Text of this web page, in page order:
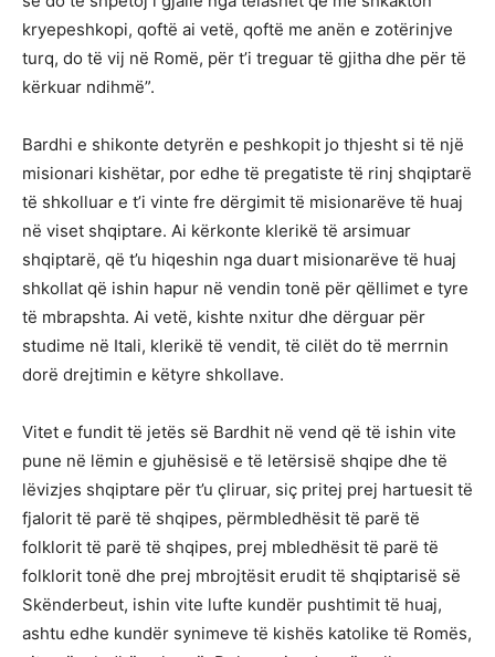
kryepeshkopi, qoftë ai vetë, qoftë me anën e zotërinjve
turq, do të vij në Romë, për t’i treguar të gjitha dhe për të
kërkuar ndihmë”.
Bardhi e shikonte detyrën e peshkopit jo thjesht si të një
misionari kishëtar, por edhe të pregatiste të rinj shqiptarë
të shkolluar e t’i vinte fre dërgimit të misionarëve të huaj
në viset shqiptare. Ai kërkonte klerikë të arsimuar
shqiptarë, që t’u hiqeshin nga duart misionarëve të huaj
shkollat që ishin hapur në vendin tonë për qëllimet e tyre
të mbrapshta. Ai vetë, kishte nxitur dhe dërguar për
studime në Itali, klerikë të vendit, të cilët do të merrnin
dorë drejtimin e këtyre shkollave.
Vitet e fundit të jetës së Bardhit në vend që të ishin vite
pune në lëmin e gjuhësisë e të letërsisë shqipe dhe të
lëvizjes shqiptare për t’u çliruar, siç pritej prej hartuesit të
fjalorit të parë të shqipes, përmbledhësit të parë të
folklorit të parë të shqipes, prej mbledhësit të parë të
folklorit tonë dhe prej mbrojtësit erudit të shqiptarisë së
Skënderbeut, ishin vite lufte kundër pushtimit të huaj,
ashtu edhe kundër synimeve të kishës katolike të Romës,